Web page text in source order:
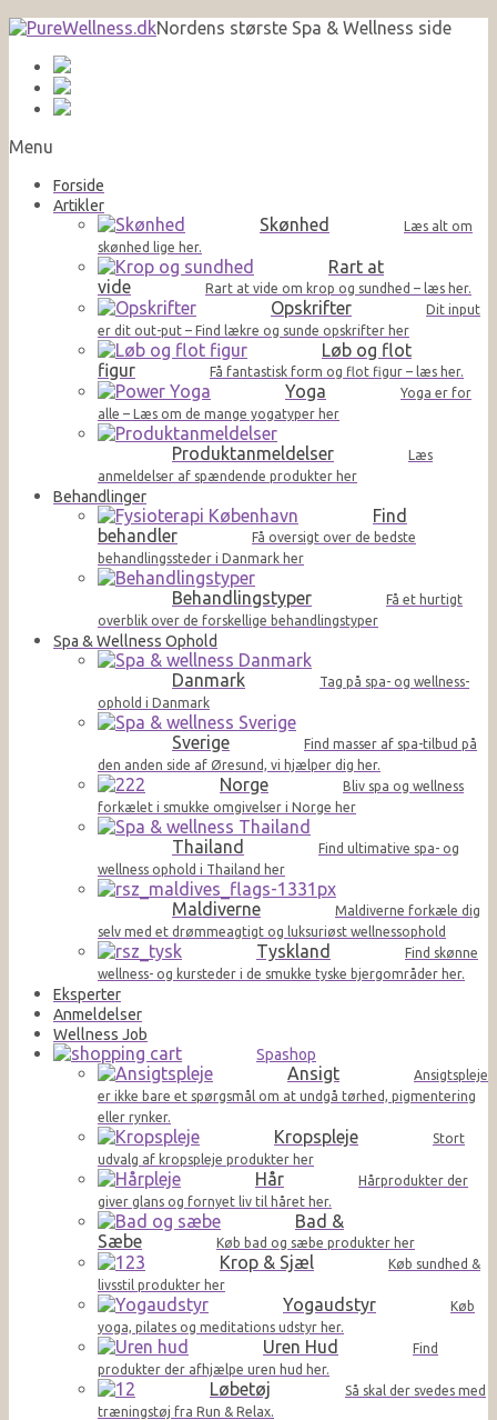
Nordens største Spa & Wellness side
Menu
Forside
Artikler
Skønhed
Læs alt om
skønhed lige her.
Rart at
vide
Rart at vide om krop og sundhed – læs her.
Opskrifter
Dit input
er dit out-put – Find lækre og sunde opskrifter her
Løb og flot
figur
Få fantastisk form og flot figur – læs her.
Yoga
Yoga er for
alle – Læs om de mange yogatyper her
Produktanmeldelser
Læs
anmeldelser af spændende produkter her
Behandlinger
Find
behandler
Få oversigt over de bedste
behandlingssteder i Danmark her
Behandlingstyper
Få et hurtigt
overblik over de forskellige behandlingstyper
Spa & Wellness Ophold
Danmark
Tag på spa- og wellness-
ophold i Danmark
Sverige
Find masser af spa-tilbud på
den anden side af Øresund, vi hjælper dig her.
Norge
Bliv spa og wellness
forkælet i smukke omgivelser i Norge her
Thailand
Find ultimative spa- og
wellness ophold i Thailand her
Maldiverne
Maldiverne forkæle dig
selv med et drømmeagtigt og luksuriøst wellnessophold
Tyskland
Find skønne
wellness- og kursteder i de smukke tyske bjergområder her.
Eksperter
Anmeldelser
Wellness Job
Spashop
Ansigt
Ansigtspleje
er ikke bare et spørgsmål om at undgå tørhed, pigmentering
eller rynker.
Kropspleje
Stort
udvalg af kropspleje produkter her
Hår
Hårprodukter der
giver glans og fornyet liv til håret her.
Bad &
Sæbe
Køb bad og sæbe produkter her
Krop & Sjæl
Køb sundhed &
livsstil produkter her
Yogaudstyr
Køb
yoga, pilates og meditations udstyr her.
Uren Hud
Find
produkter der afhjælpe uren hud her.
Løbetøj
Så skal der svedes med
træningstøj fra Run & Relax.